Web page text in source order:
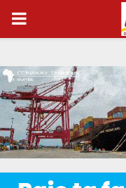
P
I
M
A